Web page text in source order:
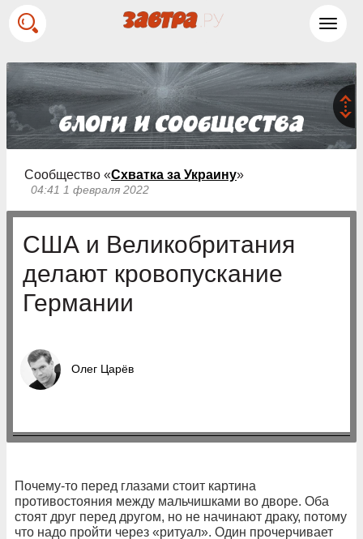
Сообщество «Схватка за Украину»
04:41 1 февраля 2022
США и Великобритания
делают кровопускание
Германии
Олег Царёв
Почему-то перед глазами стоит картина
противостояния между мальчишками во дворе. Оба
стоят друг перед другом, но не начинают драку, потому
что надо пройти через «ритуал». Один прочерчивает